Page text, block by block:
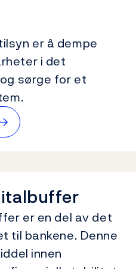
er å dempe
i det
sørge for et
er en del av det
til bankene. Denne
innen